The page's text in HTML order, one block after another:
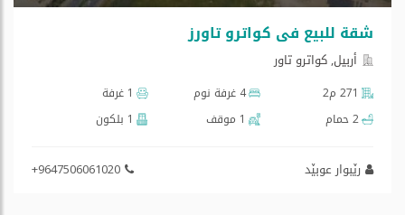
شقة للبیع في کواترو تاورز
أربيل, كواترو تاور
271 م2 4 غرفة نوم
1 غرفة
2 حمام
1 موقف 1 بلكون
رێبوار عوبێد +9647506061020